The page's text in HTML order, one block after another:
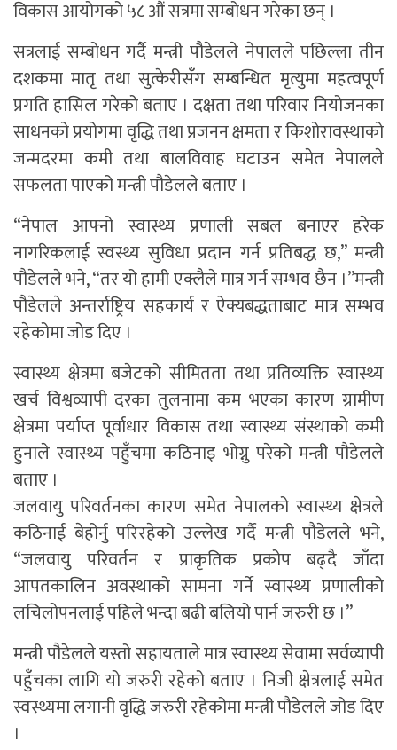
विकास आयोगको ५८ औं सत्रमा सम्बोधन गरेका छन् ।
सत्रलाई सम्बोधन गर्दै मन्त्री पौडेलले नेपालले पछिल्ला तीन
दशकमा मातृ तथा सुत्केरीसँग सम्बन्धित मृत्युमा महत्वपूर्ण
प्रगति हासिल गरेको बताए । दक्षता तथा परिवार नियोजनका
साधनको प्रयोगमा वृद्धि तथा प्रजनन क्षमता र किशोरावस्थाको
जन्मदरमा कमी तथा बालविवाह घटाउन समेत नेपालले
सफलता पाएको मन्त्री पौडेलले बताए ।
“नेपाल आफ्नो स्वास्थ्य प्रणाली सबल बनाएर हरेक
नागरिकलाई स्वस्थ्य सुविधा प्रदान गर्न प्रतिबद्ध छ,” मन्त्री
पौडेलले भने, “तर यो हामी एक्लैले मात्र गर्न सम्भव छैन ।”मन्त्री
पौडेलले अन्तर्राष्ट्रिय सहकार्य र ऐक्यबद्धताबाट मात्र सम्भव
रहेकोमा जोड दिए ।
स्वास्थ्य क्षेत्रमा बजेटको सीमितता तथा प्रतिव्यक्ति स्वास्थ्य
खर्च विश्वव्यापी दरका तुलनामा कम भएका कारण ग्रामीण
क्षेत्रमा पर्याप्त पूर्वाधार विकास तथा स्वास्थ्य संस्थाको कमी
हुनाले स्वास्थ्य पहुँचमा कठिनाइ भोग्नु परेको मन्त्री पौडेलले
बताए ।
जलवायु परिवर्तनका कारण समेत नेपालको स्वास्थ्य क्षेत्रले
कठिनाई बेहोर्नु परिरहेको उल्लेख गर्दै मन्त्री पौडेलले भने,
“जलवायु परिवर्तन र प्राकृतिक प्रकोप बढ्दै जाँदा
आपतकालिन अवस्थाको सामना गर्ने स्वास्थ्य प्रणालीको
लचिलोपनलाई पहिले भन्दा बढी बलियो पार्न जरुरी छ ।”
मन्त्री पौडेलले यस्तो सहायताले मात्र स्वास्थ्य सेवामा सर्वव्यापी
पहुँचका लागि यो जरुरी रहेको बताए । निजी क्षेत्रलाई समेत
स्वस्थ्यमा लगानी वृद्धि जरुरी रहेकोमा मन्त्री पौडेलले जोड दिए
।